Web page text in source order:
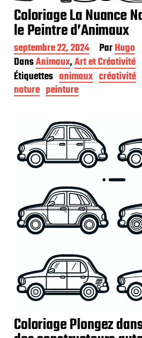
Coloriage La Nuance
le Peintre d’Animaux
D
a
t
e
d
e
c
n
septembre 22, 2024 ParHugo
DansAnimaux,Art et Créativité
Étiquettes animaux créativité
nature peinture
Coloriage Plongez